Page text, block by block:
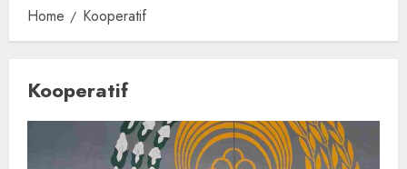
Home Kooperatif
Kooperatif